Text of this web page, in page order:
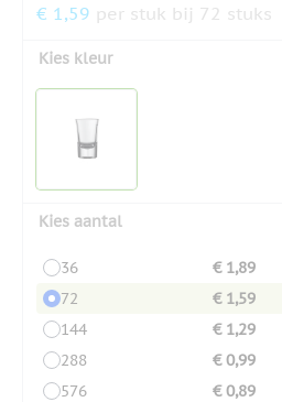
€ 1,59 per stuk bij 72 stuks
Kies kleur
Kies aantal
36
€ 1,89
72
€ 1,59
144
€ 1,29
288
€ 0,99
576
€ 0,89